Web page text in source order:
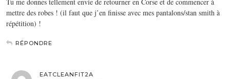
Tu me donnes tellement envie de retourner en Corse et de commencer à
mettre des robes ! (il faut que j’en finisse avec mes pantalons/stan smith à
répétition) !
RÉPONDRE
EATCLEANFIT2A